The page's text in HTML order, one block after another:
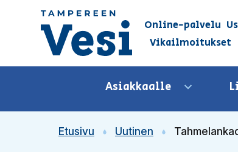
Siirry sisältöön
Siirry etusivulle
Online-palvelu
Vikailmoitukset
Asiakkaalle Avaa
Etusivu Uutinen